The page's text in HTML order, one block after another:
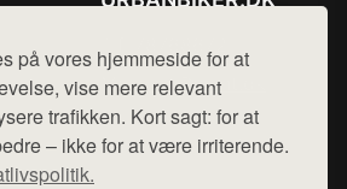
på vores hjemmeside for at
vise mere relevant
trafikken. Kort sagt: for at
– ikke for at være irriterende.
Mail: hej@want.dk
Cookie- og privatlivspolitik